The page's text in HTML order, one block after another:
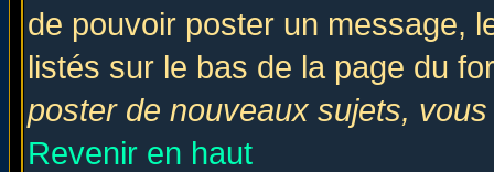
de pouvoir poster un message,
listés sur le bas de la page du
poster de nouveaux sujets,
Revenir en haut